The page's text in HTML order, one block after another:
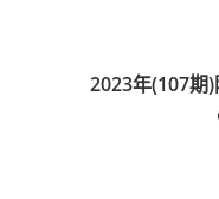
2023年(107期